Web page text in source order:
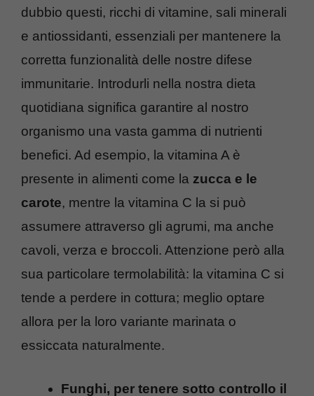
dubbio questi, ricchi di vitamine, sali minerali
e antiossidanti, essenziali per mantenere la
corretta funzionalità delle nostre difese
immunitarie. Introdurli nella nostra dieta
quotidiana significa garantire al nostro
organismo una vasta gamma di nutrienti
benefici. Ad esempio, la vitamina A è
presente in alimenti come la zucca e le
carote, mentre la vitamina C la si può
assumere attraverso gli agrumi, ma anche
cavoli, verza e broccoli. Attenzione però alla
sua particolare termolabilità: la vitamina C si
tende a perdere in cottura; meglio optare
allora per la loro variante marinata o
essiccata naturalmente.
Funghi, per tenere sotto controllo il